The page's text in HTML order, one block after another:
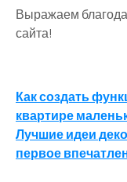
Выражаем
сайта!
по
записям
Как создать
квартире
Лучшие идеи
первое